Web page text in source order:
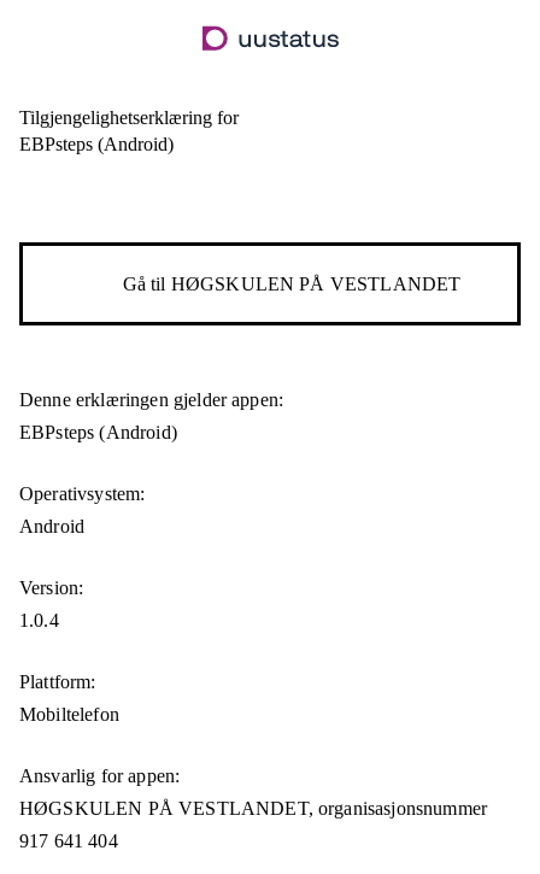
til
Tilgjengelighetserklæring for
EBPsteps (Android)
Gå til HØGSKULEN PÅ VESTLANDET
Denne erklæringen gjelder appen:
EBPsteps (Android)
Operativsystem:
Android
Version:
1.0.4
Plattform:
Mobiltelefon
Ansvarlig for appen:
HØGSKULEN PÅ VESTLANDET,organisasjonsnummer
917 641 404